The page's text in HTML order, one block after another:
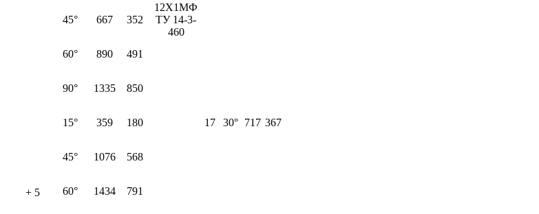
+ 5
12Х1МФ
ТУ 14-3-
460
45° 667 352
60° 890 491
90° 1335 850
15° 359 180 17 30° 717 367
45° 1076 568
60° 1434 791